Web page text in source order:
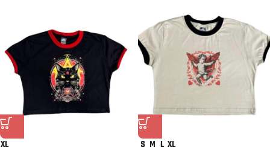
XL S M L XL